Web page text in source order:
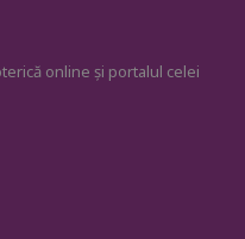
online și portalul celei